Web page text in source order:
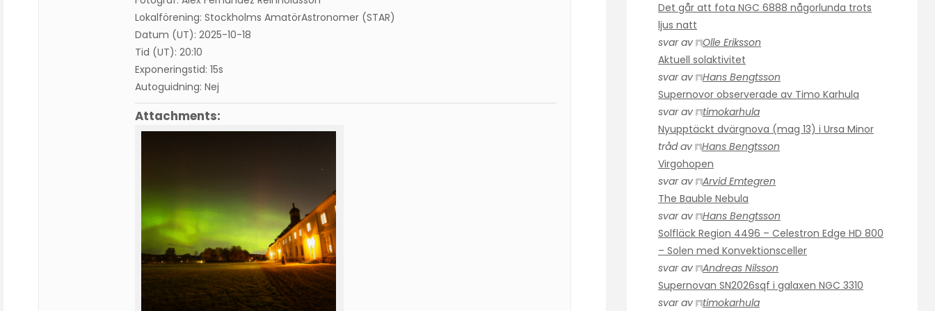
Lokalförening: Stockholms AmatörAstronomer (STAR)
Datum (UT): 2025-10-18
Tid (UT): 20:10
Exponeringstid: 15s
Autoguidning: Nej
Attachments:
Det går att fota NGC 6888 någorlunda trots
ljus natt
svar av
Olle Eriksson
Aktuell solaktivitet
svar av
Hans Bengtsson
Supernovor observerade av Timo Karhula
svar av
timokarhula
Nyupptäckt dvärgnova (mag 13) i Ursa Minor
tråd av
Hans Bengtsson
Virgohopen
svar av
Arvid Emtegren
The Bauble Nebula
svar av
Hans Bengtsson
Solfläck Region 4496 – Celestron Edge HD 800
– Solen med Konvektionsceller
svar av
Andreas Nilsson
Supernovan SN2026sqf i galaxen NGC 3310
svar av
timokarhula